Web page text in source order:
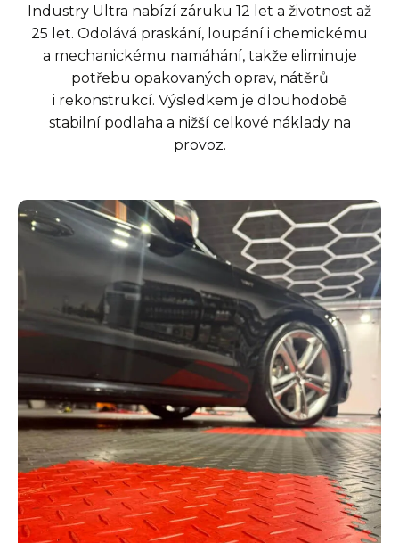
Industry Ultra nabízí záruku 12 let a životnost až
25 let. Odolává praskání, loupání i chemickému
a mechanickému namáhání, takže eliminuje
potřebu opakovaných oprav, nátěrů
i rekonstrukcí. Výsledkem je dlouhodobě
stabilní podlaha a nižší celkové náklady na
provoz.